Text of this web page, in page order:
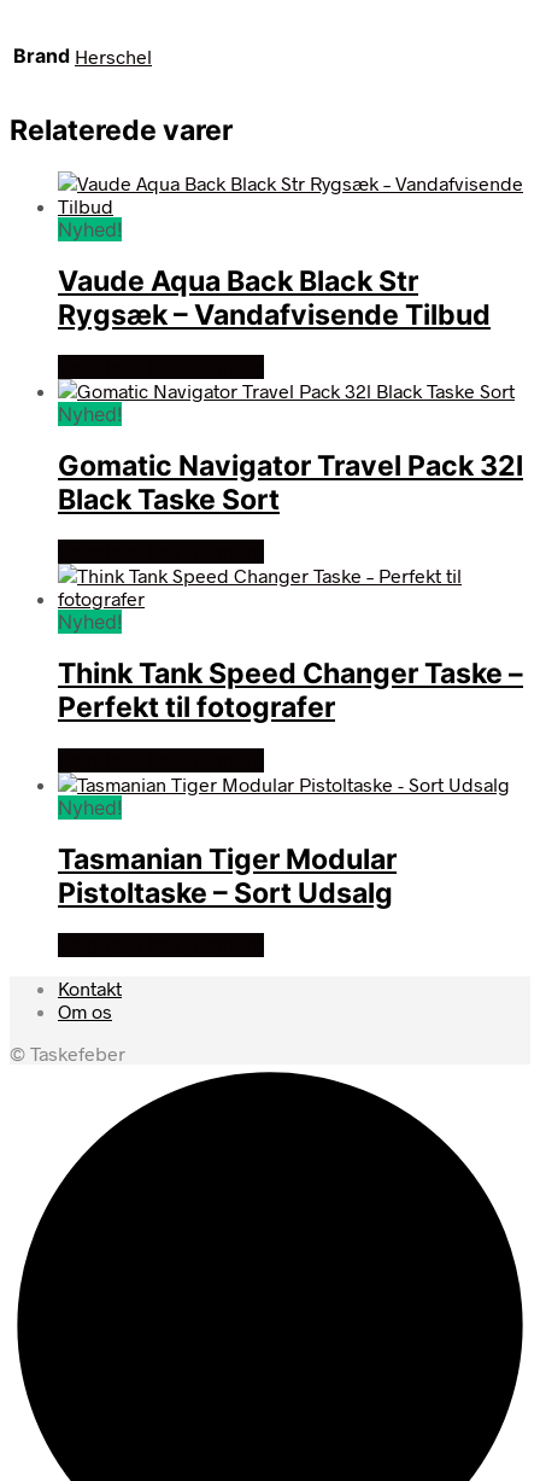
Brand Herschel
Relaterede varer
Nyhed!
Vaude Aqua Back Black Str
Rygsæk – Vandafvisende Tilbud
Nyhed!
Gomatic Navigator Travel Pack 32l
Black Taske Sort
Nyhed!
Think Tank Speed Changer Taske –
Perfekt til fotografer
Nyhed!
Tasmanian Tiger Modular
Pistoltaske – Sort Udsalg
Kontakt
Om os
© Taskefeber